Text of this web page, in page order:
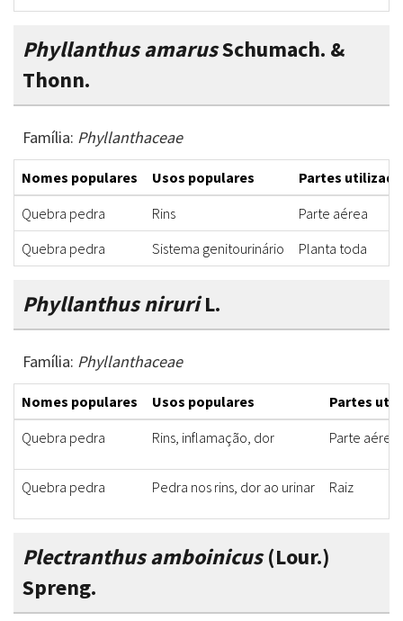
Phyllanthus amarusSchumach. &
Thonn.
Família: Phyllanthaceae
Nomes populares Usos populares
Partes
Quebra pedra
Rins
Parte aérea
Quebra pedra
Sistema genitourinário Planta toda
Phyllanthus niruriL.
Família: Phyllanthaceae
Nomes populares Usos populares
Partes
Quebra pedra
Rins, inflamação, dor Parte aérea
Quebra pedra Pedra nos rins, dor ao urinar Raiz
Plectranthus amboinicus(Lour.)
Spreng.